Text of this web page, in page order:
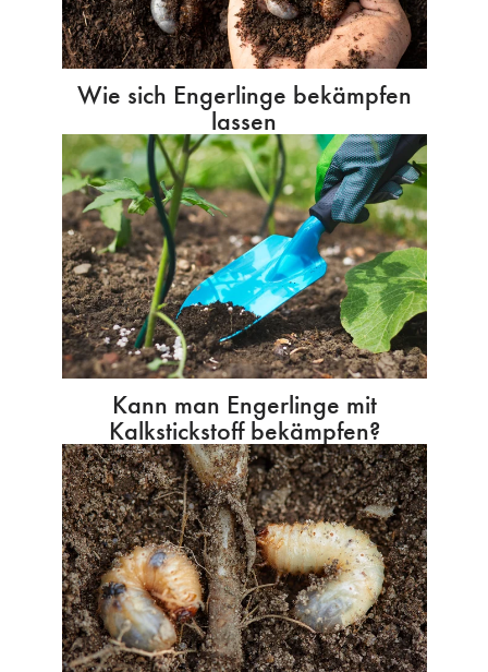
Wie sich Engerlinge bekämpfen
lassen
Kann man Engerlinge mit
Kalkstickstoff bekämpfen?